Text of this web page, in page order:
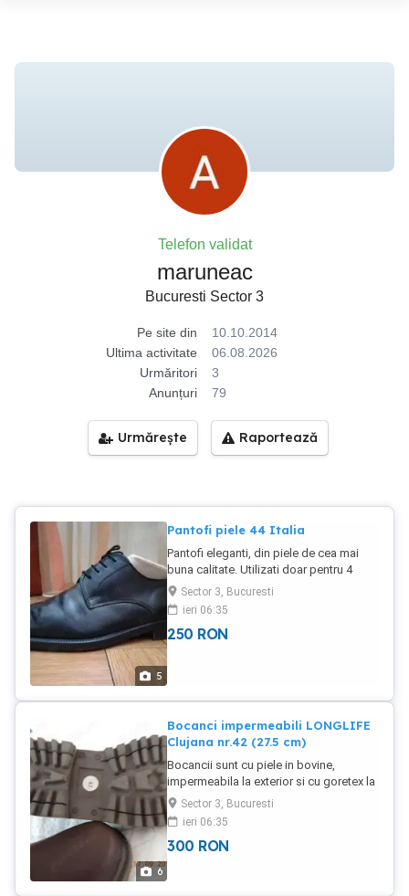
Telefon validat
maruneac
Bucuresti Sector 3
Pe site din
10.10.2014
Ultima activitate
06.08.2026
Urmăritori
3
Anunțuri
79
Urmărește Raportează
5
Pantofi piele 44 Italia
Pantofi eleganti, din piele de cea mai
buna calitate. Utilizati doar pentru 4
ocazii.
Sector 3, Bucuresti
ieri 06:35
250 RON
6
Bocanci impermeabili LONGLIFE
Clujana nr.42 (27.5 cm)
Bocancii sunt cu piele in bovine,
impermeabila la exterior si cu goretex la
interior.
Sector 3, Bucuresti
ieri 06:35
300 RON